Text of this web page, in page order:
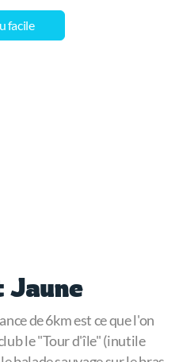
facile
de 6km est ce que l'on
le "Tour d'île" (inutile